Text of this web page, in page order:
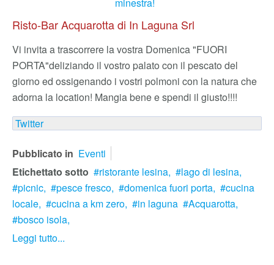
Risto-Bar Acquarotta di In Laguna Srl
Vi invita a trascorrere la vostra Domenica "FUORI
PORTA"deliziando il vostro palato con il pescato del
giorno ed ossigenando i vostri polmoni con la natura che
adorna la location! Mangia bene e spendi il giusto!!!!
Twitter
Pubblicato in Eventi
Etichettato sotto
ristorante lesina,
lago di lesina,
picnic,
pesce fresco, domenica fuori porta,
cucina
locale,
cucina a km zero, in laguna
Acquarotta,
bosco isola,
Leggi tutto...